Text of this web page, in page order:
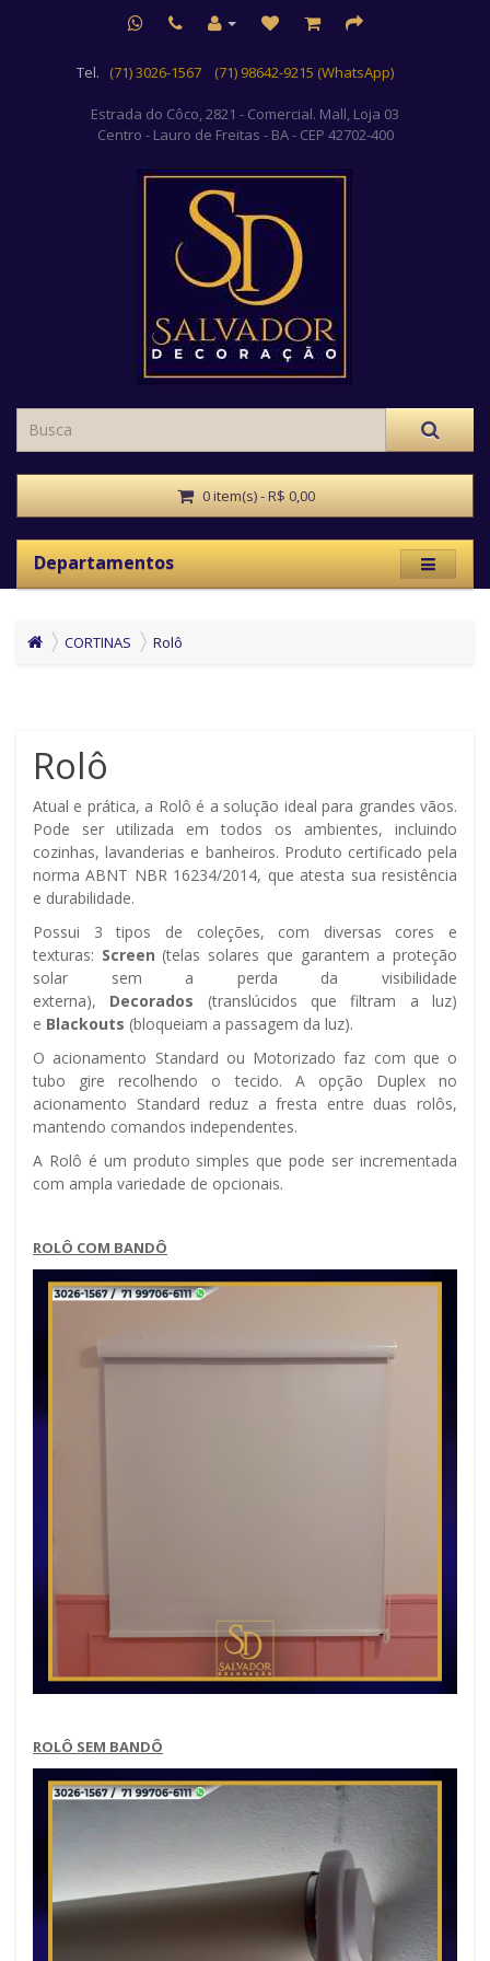
Tel. (71) 3026-1567 (71) 98642-9215 (WhatsApp)
Estrada do Côco, 2821 - Comercial. Mall, Loja 03
Centro - Lauro de Freitas - BA - CEP 42702-400
0 item(s) - R$ 0,00
Departamentos
CORTINAS Rolô
Rolô
Atual e prática, a Rolô é a solução ideal para grandes vãos.
Pode ser utilizada em todos os ambientes, incluindo
cozinhas, lavanderias e banheiros. Produto certificado pela
norma ABNT NBR 16234/2014, que atesta sua resistência
e durabilidade.
Possui 3 tipos de coleções, com diversas cores e
texturas: Screen (telas solares que garantem a proteção
solar sem a perda da visibilidade
externa), Decorados (translúcidos que filtram a luz)
e Blackouts (bloqueiam a passagem da luz).
O acionamento Standard ou Motorizado faz com que o
tubo gire recolhendo o tecido. A opção Duplex no
acionamento Standard reduz a fresta entre duas rolôs,
mantendo comandos independentes.
A Rolô é um produto simples que pode ser incrementada
com ampla variedade de opcionais.
ROLÔ COM BANDÔ
ROLÔ SEM BANDÔ